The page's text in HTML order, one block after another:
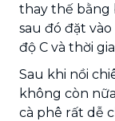
thay thế bằng
sau đó đặt
độ C và thời
Sau khi nồi
không còn
cà phê rất dễ